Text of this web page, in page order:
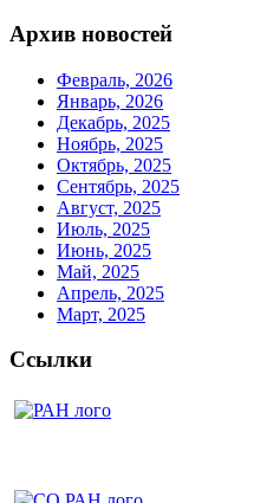
Архив новостей
Февраль, 2026
Январь, 2026
Декабрь, 2025
Ноябрь, 2025
Октябрь, 2025
Сентябрь, 2025
Август, 2025
Июль, 2025
Июнь, 2025
Май, 2025
Апрель, 2025
Март, 2025
Ссылки